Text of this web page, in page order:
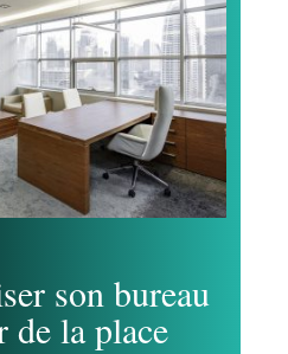
son bureau
de la place